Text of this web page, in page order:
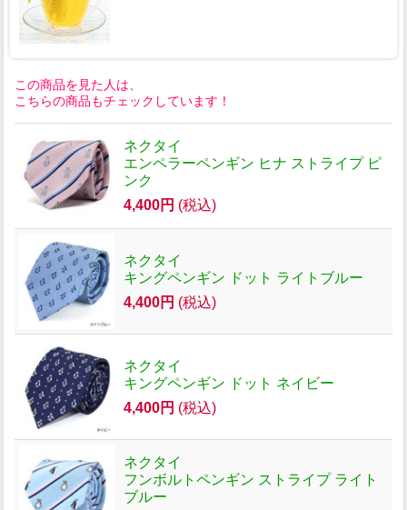
この商品を見た人は、
こちらの商品もチェックしています！
ネクタイ
エンペラーペンギン ヒナ ストライプ ピ
ンク
4,400円 (税込)
ネクタイ
キングペンギン ドット ライトブルー
4,400円 (税込)
ネクタイ
キングペンギン ドット ネイビー
4,400円 (税込)
ネクタイ
フンボルトペンギン ストライプ ライト
ブルー